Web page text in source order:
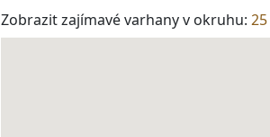
Zobrazit zajímavé varhany v okruhu: